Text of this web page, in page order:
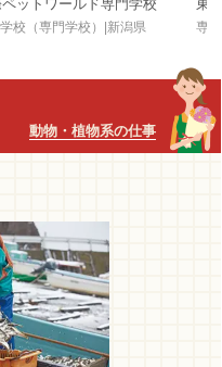
ペットワールド専門学校
校（専門学校）|新潟県
東
専
動物・植物系の仕事